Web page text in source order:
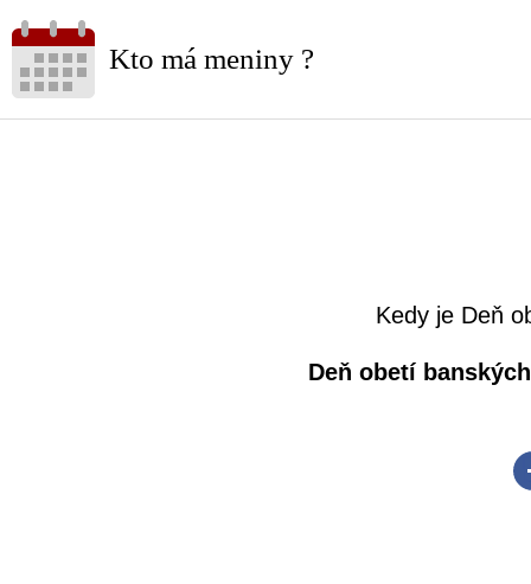
Kto má meniny ?
Kedy je Deň
Deň obetí